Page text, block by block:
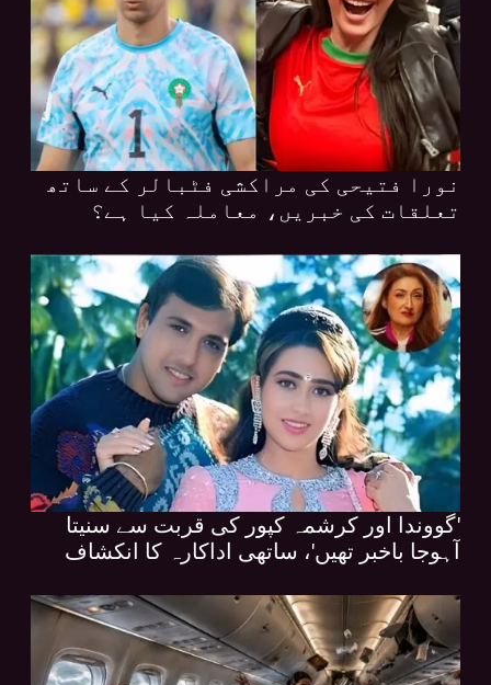
نورا فتیحی کی مراکشی فٹبالر کے ساتھ
تعلقات کی خبریں، معاملہ کیا ہے؟
'گووندا اور کرشمہ کپور کی قربت سے سنیتا
آہوجا باخبر تھیں'، ساتھی اداکارہ کا انکشاف